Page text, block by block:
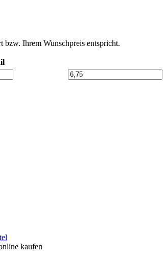
bzw. Ihrem Wunschpreis entspricht.
kaufen